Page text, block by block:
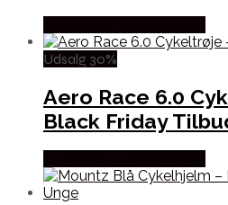
Udsalg 30%
Aero Race 6.0
Black Friday